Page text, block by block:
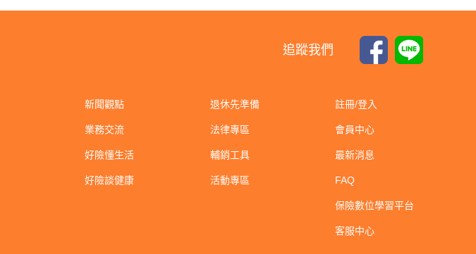
追蹤我們
新聞觀點
業務交流
好險懂生活
好險談健康
退休先準備
法律專區
輔銷工具
活動專區
註冊/登入
會員中心
最新消息
FAQ
保險數位學習平台
客服中心